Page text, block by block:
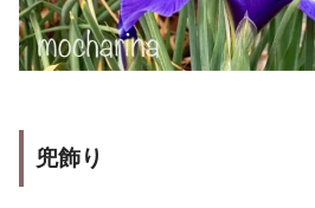
兜飾り